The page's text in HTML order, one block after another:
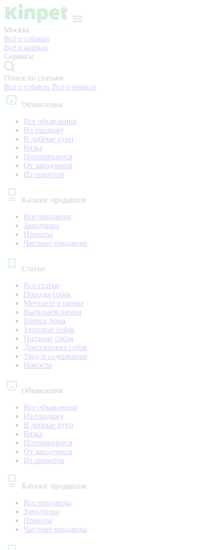
Москва
Всё о собаках
Всё о кошках
Сервисы
Поиск по статьям
Всё о собаках Всё о кошках
Объявления
Все объявления
На продажу
В добрые руки
Вязка
Потерявшиеся
От заводчиков
Из приютов
Каталог продавцов
Все продавцы
Заводчики
Приюты
Частные продавцы
Статьи
Все статьи
Породы собак
Мечтаете о щенке
Выбираем щенка
Щенок дома
Здоровье собак
Питание собак
Дрессировка собак
Уход и содержание
Новости
Объявления
Все объявления
На продажу
В добрые руки
Вязка
Потерявшиеся
От заводчиков
Из приютов
Каталог продавцов
Все продавцы
Заводчики
Приюты
Частные продавцы